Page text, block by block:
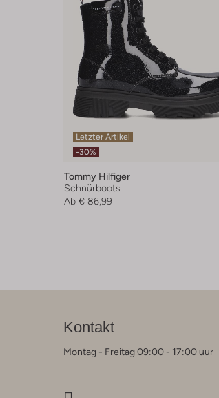
Letzter Artikel
-30%
Tommy Hilfiger
Schnürboots
Ab € 86,99
Kontakt
Montag - Freitag 09:00 - 17:00 uur